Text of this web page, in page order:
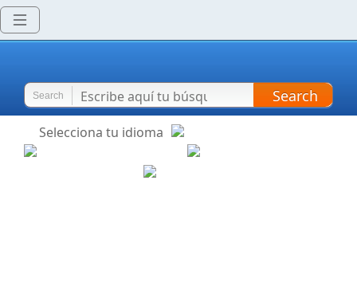
Search Search
Selecciona tu idioma